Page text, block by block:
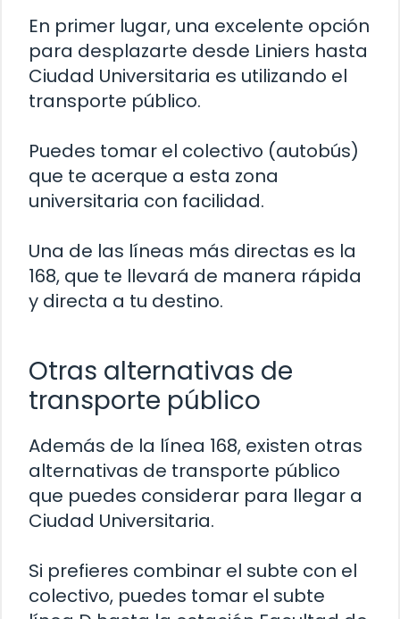
En primer lugar, una excelente opción
para desplazarte desde Liniers hasta
Ciudad Universitaria es utilizando el
transporte público.
Puedes tomar el colectivo (autobús)
que te acerque a esta zona
universitaria con facilidad.
Una de las líneas más directas es la
168, que te llevará de manera rápida
y directa a tu destino.
Otras alternativas de
transporte público
Además de la línea 168, existen otras
alternativas de transporte público
que puedes considerar para llegar a
Ciudad Universitaria.
Si prefieres combinar el subte con el
colectivo, puedes tomar el subte